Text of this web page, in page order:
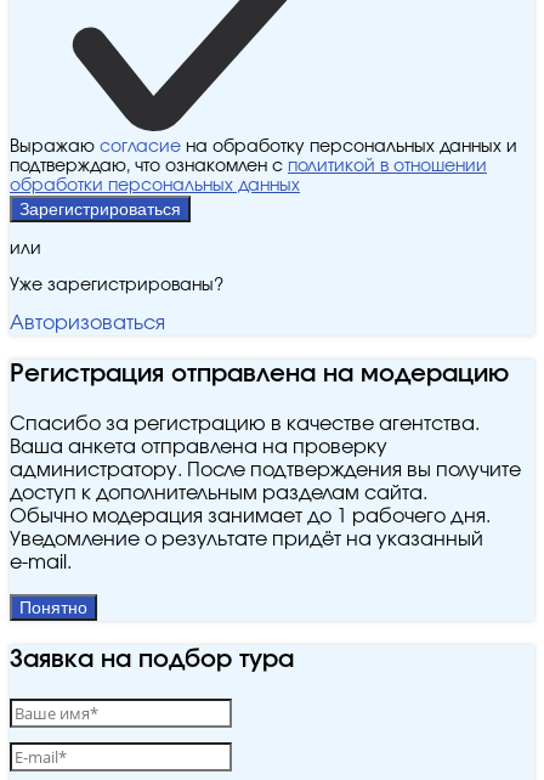
Выражаю согласие на обработку персональных данных и
подтверждаю, что ознакомлен с политикой в отношении
обработки персональных данных
Зарегистрироваться
или
Уже зарегистрированы?
Авторизоваться
Регистрация отправлена на модерацию
Спасибо за регистрацию в качестве агентства.
Ваша анкета отправлена на проверку
администратору. После подтверждения вы получите
доступ к дополнительным разделам сайта.
Обычно модерация занимает до 1 рабочего дня.
Уведомление о результате придёт на указанный
e‑mail.
Понятно
Заявка на подбор тура